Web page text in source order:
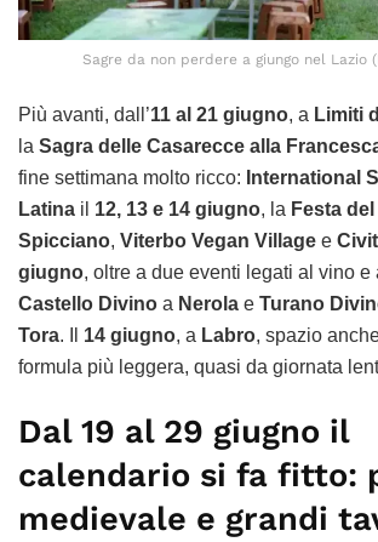
Sagre da non perdere a giungo nel Lazio
Più avanti, dall’11 al 21 giugno, a Limiti
la Sagra delle Casarecce alla
fine settimana molto ricco: International
Latina il 12, 13 e 14 giugno, la Festa
Spicciano, Viterbo Vegan Village e
giugno, oltre a due eventi legati al vino e
Castello Divino a Nerola e Turano
Tora. Il 14 giugno, a Labro, spazio
formula più leggera, quasi da giornata
Dal 19 al 29 giugno il
calendario si fa fitto:
medievale e grandi